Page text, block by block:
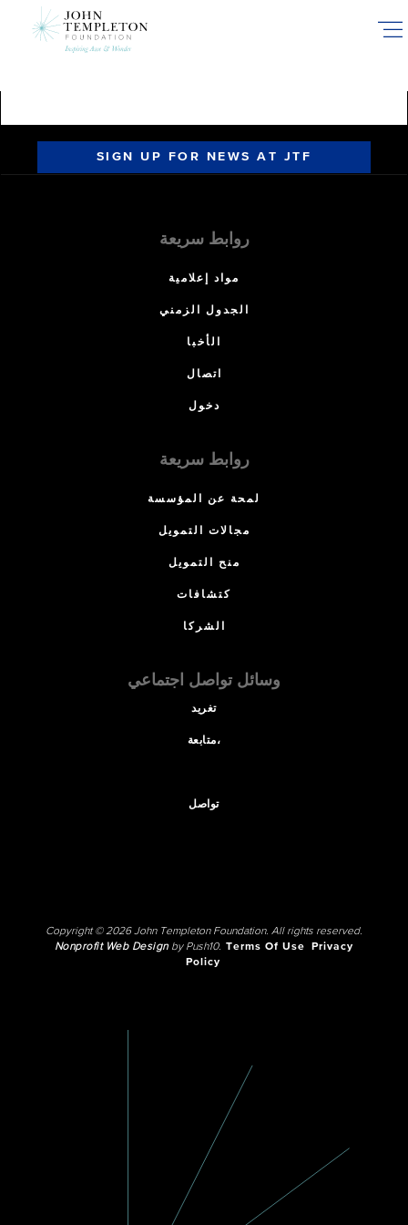
SIGN UP FOR NEWS AT JTF
روابط سريعة
مواد إعلامية
الجدول الزمني
الأخبا
اتصال
دخول
روابط سريعة
لمحة عن المؤسسة
مجالات التمويل
منح التمويل
كتشافات
الشركا
وسائل تواصل اجتماعي
تغريد
متابعة،
تواصل
Copyright © 2026 John Templeton Foundation. All rights reserved.
Nonprofit Web Designby Push10. Terms Of Use
Privacy
Policy